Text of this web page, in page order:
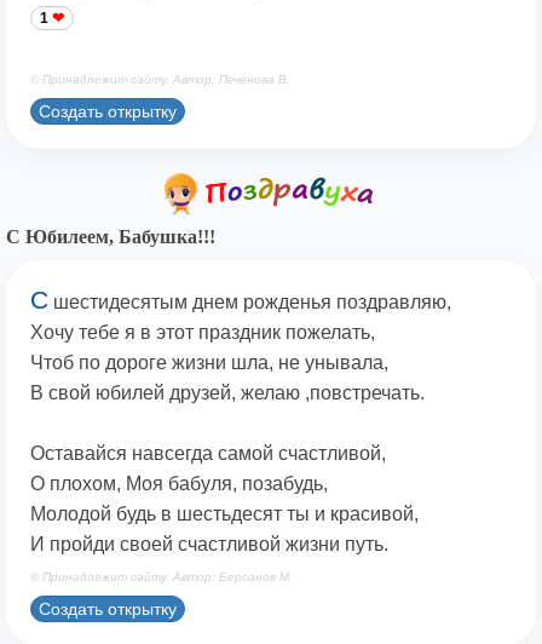
1
© Принадлежит сайту. Автор: Печенова В.
Создать открытку
С Юбилеем, Бабушка!!!
С шестидесятым днем рожденья поздравляю,
Хочу тебе я в этот праздник пожелать,
Чтоб по дороге жизни шла, не унывала,
В свой юбилей друзей, желаю ,повстречать.
Оставайся навсегда самой счастливой,
О плохом, Моя бабуля, позабудь,
Молодой будь в шестьдесят ты и красивой,
И пройди своей счастливой жизни путь.
© Принадлежит сайту. Автор: Берсанов М.
Создать открытку